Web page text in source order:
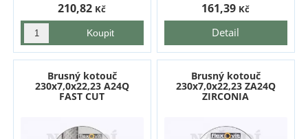
210,82 Kč
Detail
161,39 Kč
Brusný kotouč
230x7,0x22,23 A24Q
FAST CUT
Brusný kotouč
230x7,0x22,23 ZA24Q
ZIRCONIA